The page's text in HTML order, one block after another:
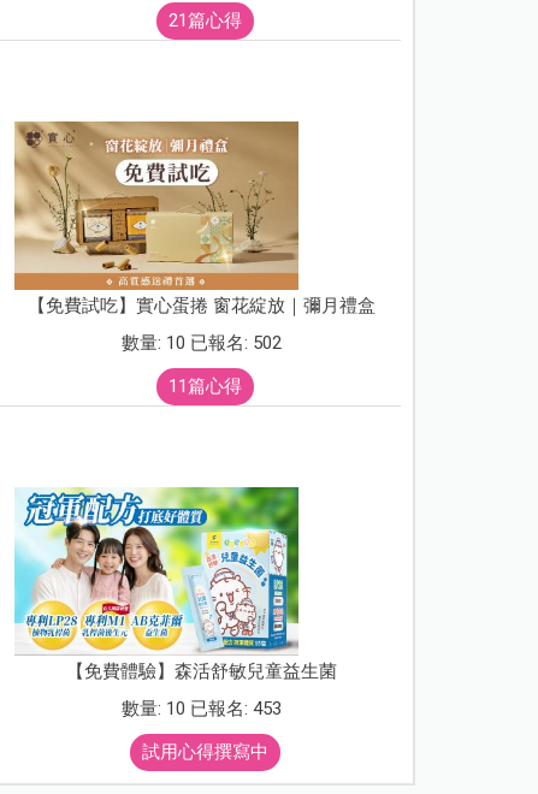
21篇心得
【免費試吃】實心蛋捲 窗花綻放｜彌月禮盒
數量: 10 已報名: 502
11篇心得
【免費體驗】森活舒敏兒童益生菌
數量: 10 已報名: 453
試用心得撰寫中